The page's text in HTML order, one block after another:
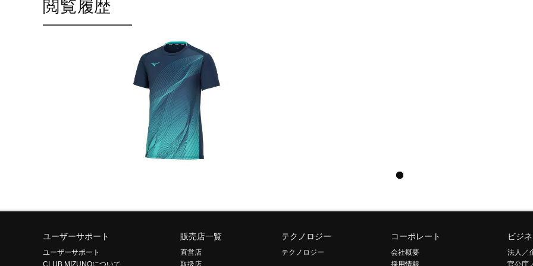
閲覧履歴
ユーザーサポート
ユーザーサポート
CLUB MIZUNOについて
販売店一覧
直営店
取扱店
テクノロジー
テクノロジー
コーポレート
会社概要
採用情報
ビジ
法人／
官公庁